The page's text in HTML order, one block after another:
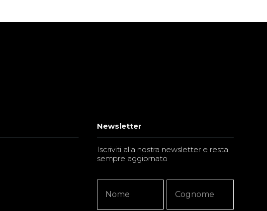
Newsletter
Iscriviti alla nostra newsletter e resta
sempre aggiornato
Signup